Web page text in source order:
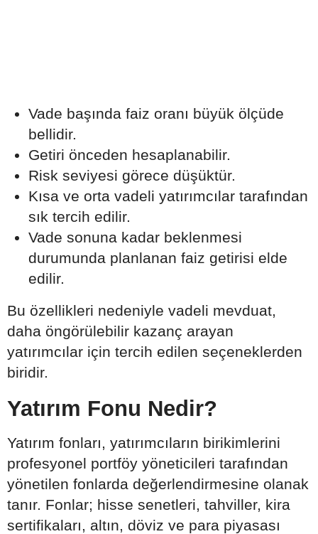
Vade başında faiz oranı büyük ölçüde
bellidir.
Getiri önceden hesaplanabilir.
Risk seviyesi görece düşüktür.
Kısa ve orta vadeli yatırımcılar tarafından
sık tercih edilir.
Vade sonuna kadar beklenmesi
durumunda planlanan faiz getirisi elde
edilir.
Bu özellikleri nedeniyle vadeli mevduat,
daha öngörülebilir kazanç arayan
yatırımcılar için tercih edilen seçeneklerden
biridir.
Yatırım Fonu Nedir?
Yatırım fonları, yatırımcıların birikimlerini
profesyonel portföy yöneticileri tarafından
yönetilen fonlarda değerlendirmesine olanak
tanır. Fonlar; hisse senetleri, tahviller, kira
sertifikaları, altın, döviz ve para piyasası